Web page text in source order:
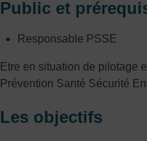
Public et
Responsable PSSE
Etre en situation de pilotage
Prévention Santé Sécurité
Les objectifs